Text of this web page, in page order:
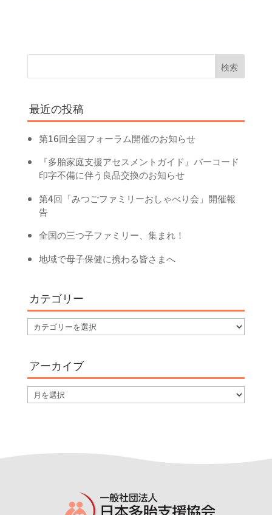
最近の投稿
第16回全国フォーラム開催のお知らせ
『多胎家庭支援アセスメントガイド』バーコード
印字不備に伴う良品交換のお知らせ
第4回「みつごファミリーおしゃべり会」開催報
告
全国の三つ子ファミリー、集まれ！
地域で母子保健に携わる皆さまへ
カテゴリー
カ
テ
リ
ー
アーカイブ
ア
ー